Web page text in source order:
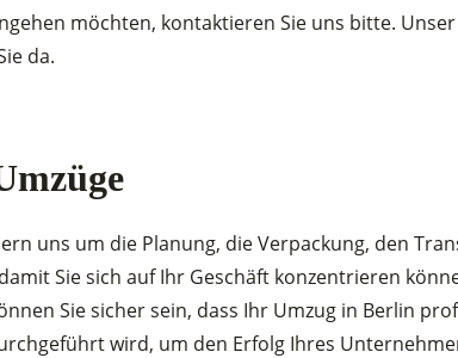
möchten, kontaktieren Sie uns bitte.
da.
uns um die Planung, die Verpackung, den
Sie sich auf Ihr Geschäft konzentrieren
Sie sicher sein, dass Ihr Umzug in Berlin
wird, um den Erfolg Ihres